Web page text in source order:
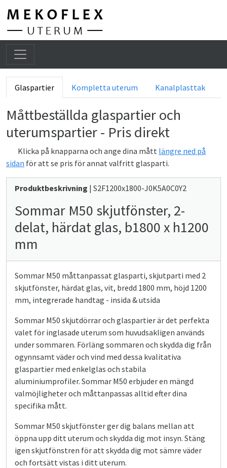
Glaspartier Kompletta uterum Kanalplasttak
Måttbeställda glaspartier och
uterumspartier - Pris direkt
Klicka på knapparna och ange dina mått längre ned på
sidan för att se pris för annat valfritt glasparti.
Produktbeskrivning | S2F1200x1800-J0K5A0C0Y2
Sommar M50 skjutfönster, 2-
delat, härdat glas, b1800 x h1200
mm
Sommar M50 måttanpassat glasparti, skjutparti med 2
skjutfönster, härdat glas, vit, bredd 1800 mm, höjd 1200
mm, integrerade handtag - insida & utsida
Sommar M50 skjutdörrar och glaspartier är det perfekta
valet för inglasade uterum som huvudsakligen används
under sommaren. Förläng sommaren och skydda dig från
ogynnsamt väder och vind med dessa kvalitativa
glaspartier med enkelglas och stabila
aluminiumprofiler. Sommar M50 erbjuder en mängd
valmöjligheter och måttanpassas alltid efter dina
specifika mått.
Sommar M50 skjutfönster ger dig balans mellan att
öppna upp ditt uterum och skydda dig mot insyn. Stäng
igen skjutfönstren för att skydda dig mot sämre väder
och fortsätt vistas i ditt uterum.